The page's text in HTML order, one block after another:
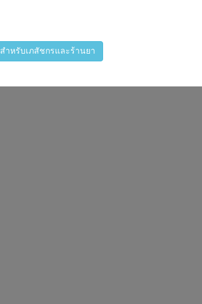
สำหรับเภสัชกรและร้านยา